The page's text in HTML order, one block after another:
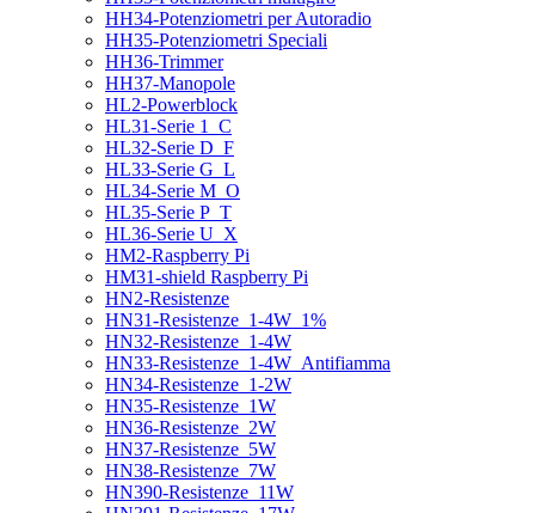
HH34-Potenziometri per Autoradio
HH35-Potenziometri Speciali
HH36-Trimmer
HH37-Manopole
HL2-Powerblock
HL31-Serie 1_C
HL32-Serie D_F
HL33-Serie G_L
HL34-Serie M_O
HL35-Serie P_T
HL36-Serie U_X
HM2-Raspberry Pi
HM31-shield Raspberry Pi
HN2-Resistenze
HN31-Resistenze_1-4W_1%
HN32-Resistenze_1-4W
HN33-Resistenze_1-4W_Antifiamma
HN34-Resistenze_1-2W
HN35-Resistenze_1W
HN36-Resistenze_2W
HN37-Resistenze_5W
HN38-Resistenze_7W
HN390-Resistenze_11W